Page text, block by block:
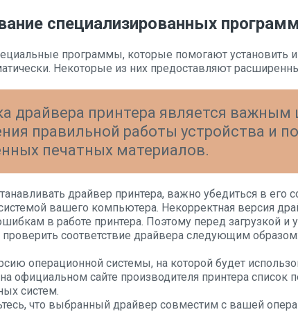
специализированных программ
программы, которые помогают установить
Некоторые из них предоставляют
драйвера принтера является
правильной работы устройства и
печатных материалов.
драйвер принтера, важно убедиться в его
вашего компьютера. Некорректная версия
в работе принтера. Поэтому перед загрузкой и
проверить соответствие драйвера следующим образом:
операционной системы, на которой будет
официальном сайте производителя принтера
систем.
что выбранный драйвер совместим с вашей